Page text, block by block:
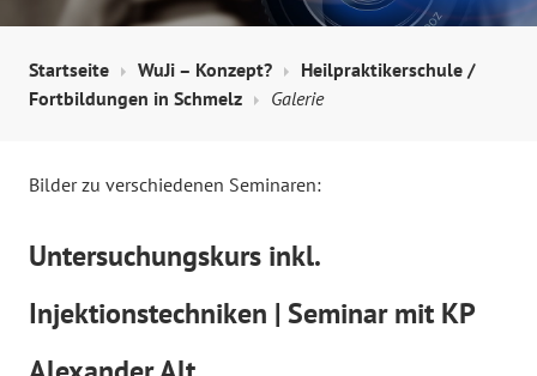
Startseite WuJi – Konzept?
Heilpraktikerschule /
Fortbildungen in Schmelz
Galerie
Bilder zu verschiedenen Seminaren:
Untersuchungskurs inkl.
Injektionstechniken | Seminar mit KP